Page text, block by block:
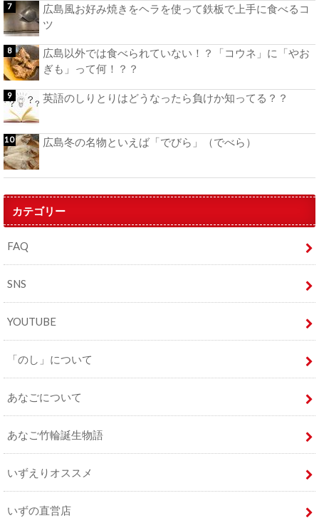
広島風お好み焼きをヘラを使って鉄板で上手に食べるコ
ツ
広島以外では食べられていない！？「コウネ」に「やお
ぎも」って何！？？
英語のしりとりはどうなったら負けか知ってる？？
広島冬の名物といえば「でびら」（でべら）
カテゴリー
FAQ
SNS
YOUTUBE
「のし」について
あなごについて
あなご竹輪誕生物語
いずえりオススメ
いずの直営店